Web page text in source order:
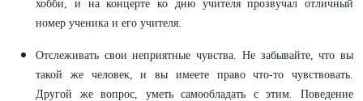
хобби, и на концерте ко дню учителя прозвучал отличный
номер ученика и его учителя.
Отслеживать свои неприятные чувства. Не забывайте, что вы
такой же человек, и вы имеете право что-то чувствовать.
Другой же вопрос, уметь самообладать с этим. Поведение